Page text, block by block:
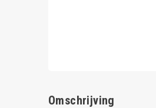
Omschrijving